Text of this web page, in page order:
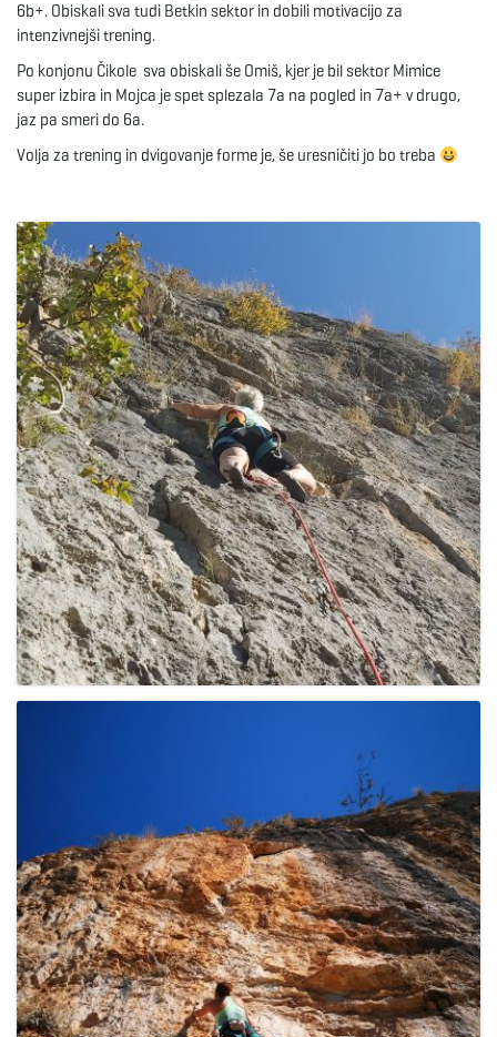
a
i
g
a
t
n
6b+. Obiskali sva tudi Betkin sektor in dobili motivacijo za
intenzivnejši trening.
Po konjonu Čikole sva obiskali še Omiš, kjer je bil sektor Mimice
super izbira in Mojca je spet splezala 7a na pogled in 7a+ v drugo,
jaz pa smeri do 6a.
Volja za trening in dvigovanje forme je, še uresničiti jo bo treba